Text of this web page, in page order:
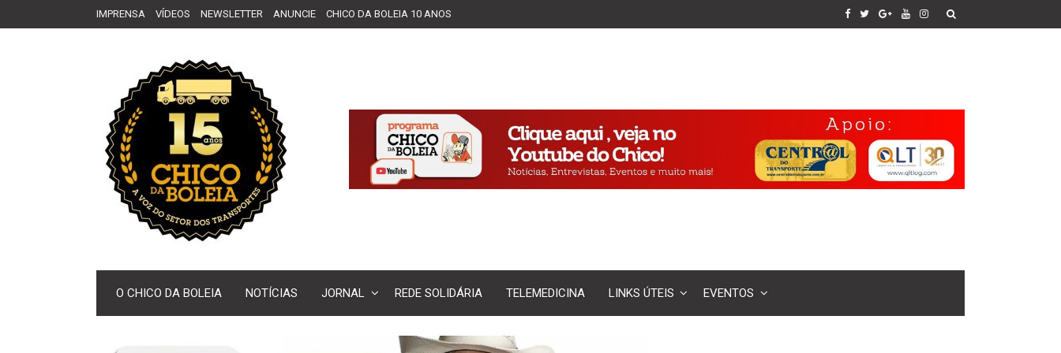
IMPRENSA VÍDEOS NEWSLETTER ANUNCIE CHICO DA BOLEIA 10 ANOS
O CHICO DA BOLEIA NOTÍCIAS JORNAL REDE SOLIDÁRIA TELEMEDICINA LINKS ÚTEIS EVENTOS